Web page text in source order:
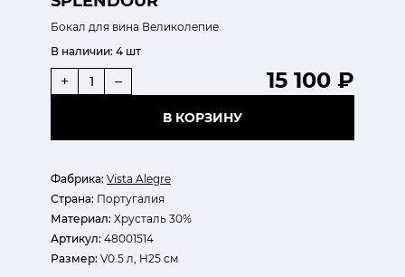
Бокал для вина Великолепие
Фабрика: Vista Alegre
Страна: Португалия
Материал: Хрусталь 30%
Артикул: 48001514
Размер: V0.5 л, H25 см
В наличии: 4 шт
15 100 ₽
+ –
В КОРЗИНУ